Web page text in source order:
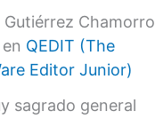
Gutiérrez Chamorro
en QEDIT (The
Editor Junior)
sagrado general